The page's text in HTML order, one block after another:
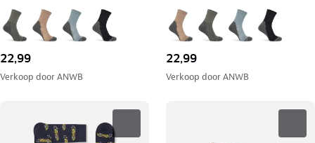
22,99
Verkoop doorANWB
22,99
Verkoop doorANWB